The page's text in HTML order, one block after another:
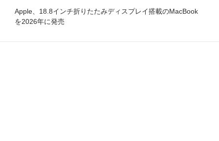
Apple、18.8インチ折りたたみディスプレイ搭載のMacBook
を2026年に発売